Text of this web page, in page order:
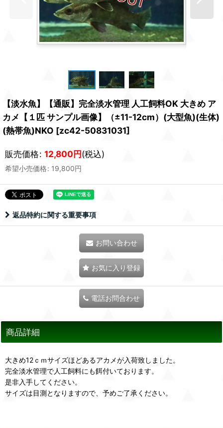
【淡水魚】【通販】完全淡水管理 人工飼料OK 大きめ ア
カメ【１匹 サンプル画像】（±11-12cm）(大型魚)(生体)
(熱帯魚)NKO [zc42-50831031]
販売価格: 12,800円(税込)
希望小売価格: 19,800円
返品特約に関する重要事項
お問い合わせ
お気に入り登録
電話お問合わせ
商品詳細
大きめ12ｃｍサイズほどあるアカメが入荷致しました。
完全淡水管理で人工飼料にも餌付いております。
是非入手してください。
サイズは目測となりますので、予めご了承ください。